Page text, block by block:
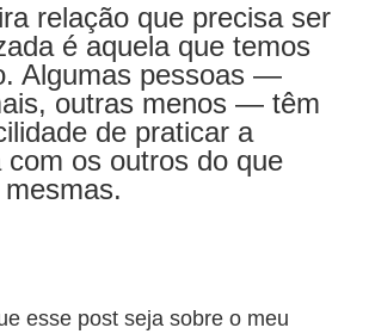
relação que precisa ser
é aquela que temos
Algumas pessoas —
outras menos — têm
de praticar a
com os outros do que
esse post seja sobre o meu